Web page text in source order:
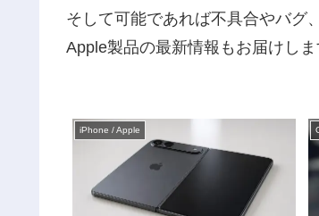
そして可能であれば不具合やバグ
Apple製品の最新情報もお届けしま
iPhone / Apple